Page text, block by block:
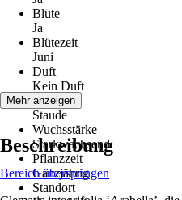
Blüte
Ja
Blütezeit
Juni
Duft
Kein Duft
Wuchs
Staude
Wuchsstärke
Starkwachsend
Pflanzzeit
Ganzjährig
Standort
Mehr anzeigen
Beschreibung
Bereich überspringen